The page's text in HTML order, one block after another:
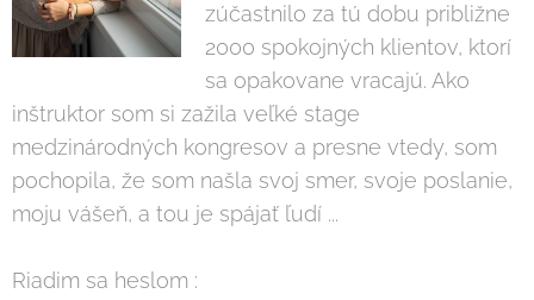
zúčastnilo za tú dobu približne
2000 spokojných klientov, ktorí
sa opakovane vracajú. Ako
inštruktor som si zažila veľké stage
medzinárodných kongresov a presne vtedy, som
pochopila, že som našla svoj smer, svoje poslanie,
moju vášeň, a tou je spájať ľudí ...
Riadim sa heslom :